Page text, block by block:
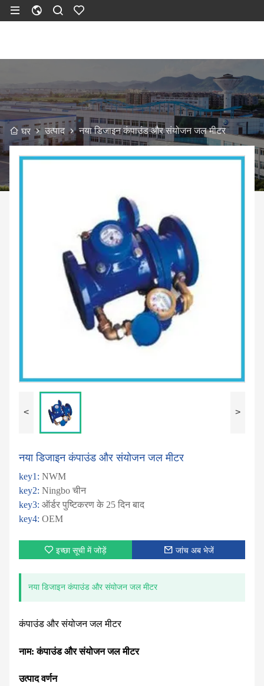
घर उत्पाद नया डिजाइन कंपाउंड और संयोजन जल मीटर
< >
नया डिजाइन कंपाउंड और संयोजन जल मीटर
key1: NWM
key2: Ningbo चीन
key3: ऑर्डर पुष्टिकरण के 25 दिन बाद
key4: OEM
इच्छा सूची में जोड़ें जांच अब भेजें
नया डिजाइन कंपाउंड और संयोजन जल मीटर
कंपाउंड और संयोजन जल मीटर
नाम: कंपाउंड और संयोजन जल मीटर
उत्पाद वर्णन